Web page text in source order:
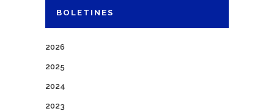
BOLETINES
2026
2025
2024
2023